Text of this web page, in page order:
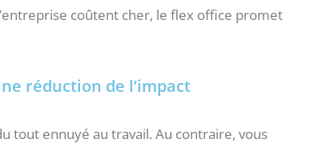
coûtent cher, le flex office promet
réduction de l’impact
tout ennuyé au travail. Au contraire, vous